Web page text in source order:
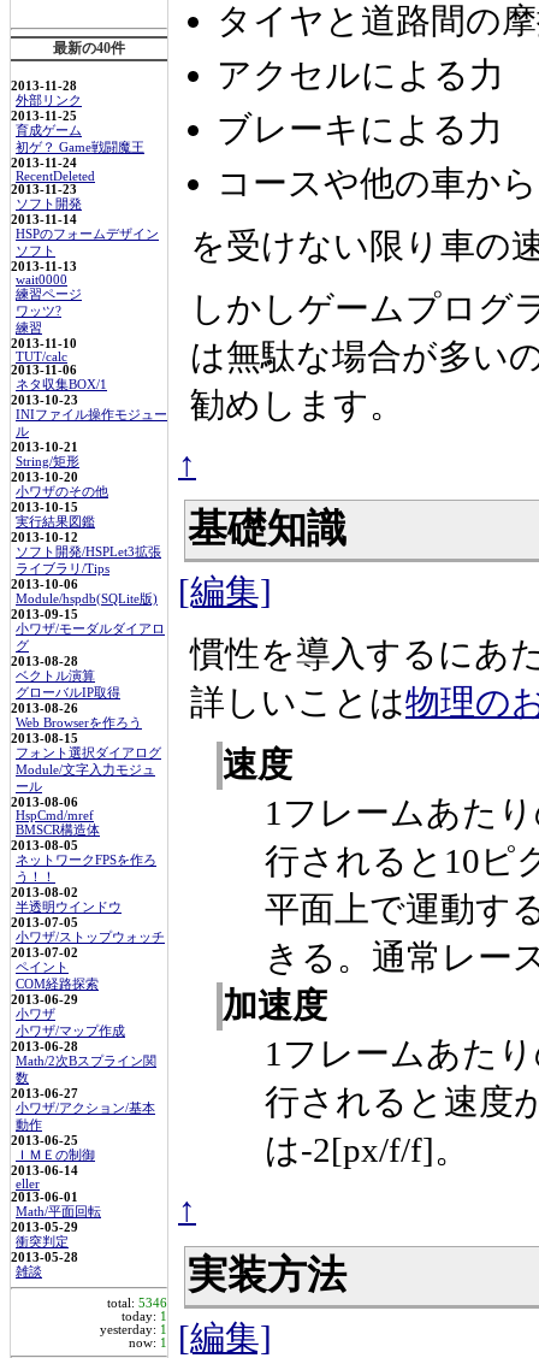
最新の40件
2013-11-28
外部リンク
2013-11-25
育成ゲーム
初ゲ？ Game戦闘魔王
2013-11-24
RecentDeleted
2013-11-23
ソフト開発
2013-11-14
HSPのフォームデザイン
ソフト
2013-11-13
wait0000
練習ページ
ワッツ?
練習
2013-11-10
TUT/calc
2013-11-06
ネタ収集BOX/1
2013-10-23
INIファイル操作モジュー
ル
2013-10-21
String/矩形
2013-10-20
小ワザのその他
2013-10-15
実行結果図鑑
2013-10-12
ソフト開発/HSPLet3拡張
ライブラリ/Tips
2013-10-06
Module/hspdb(SQLite版)
2013-09-15
小ワザ/モーダルダイアロ
グ
2013-08-28
ベクトル演算
グローバルIP取得
2013-08-26
Web Browserを作ろう
2013-08-15
フォント選択ダイアログ
Module/文字入力モジュ
ール
2013-08-06
HspCmd/mref
BMSCR構造体
2013-08-05
ネットワークFPSを作ろ
う！！
2013-08-02
半透明ウインドウ
2013-07-05
小ワザ/ストップウォッチ
2013-07-02
ペイント
COM経路探索
2013-06-29
小ワザ
小ワザ/マップ作成
2013-06-28
Math/2次Bスプライン関
数
2013-06-27
小ワザ/アクション/基本
動作
2013-06-25
ＩＭＥの制御
2013-06-14
eller
2013-06-01
Math/平面回転
2013-05-29
衝突判定
2013-05-28
雑談
total: 5346
today: 1
yesterday: 1
now: 1
タイヤと道路間の
アクセルによる力
ブレーキによる力
コースや他の車か
を受けない限り車の
しかしゲームプログ
は無駄な場合が多い
勧めします。
↑
基礎知識
[編集]
慣性を導入するにあ
詳しいことは物理の
速度
1フレームあた
行されると10ピ
平面上で運動す
きる。通常レー
加速度
1フレームあた
行されると速度
は-2[px/f/f]。
↑
実装方法
[編集]